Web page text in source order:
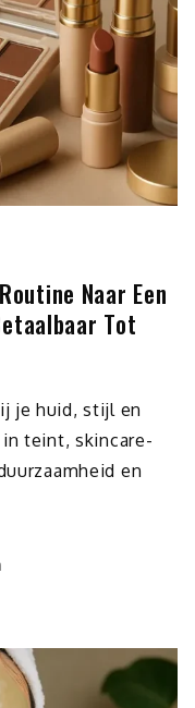
Naar Een
Tot
je huid, stijl en
teint, skincare-
en